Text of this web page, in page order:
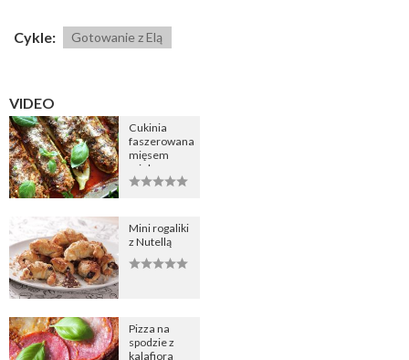
Cykle: Gotowanie z Elą
VIDEO
Cukinia
faszerowana
mięsem
mielonym
Mini rogaliki
z Nutellą
Pizza na
spodzie z
kalafiora